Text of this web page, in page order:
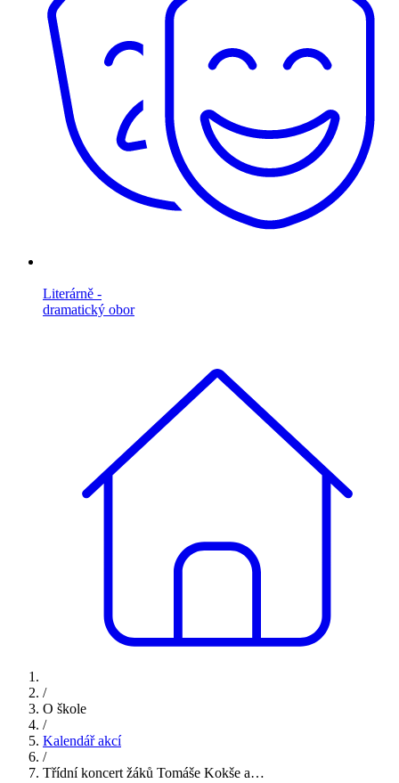
Literárně -
dramatický obor
/
O škole
/
Kalendář akcí
/
Třídní koncert žáků Tomáše Kokše a…